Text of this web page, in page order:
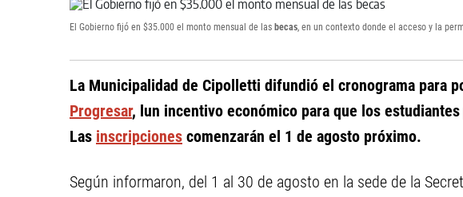
El Gobierno fijó en $35.000 el monto mensual de las becas, en un contexto donde el acceso y la
La Municipalidad de Cipolletti difundió el cronograma para
Progresar, lun incentivo económico para que los
Las inscripciones comenzarán el 1 de agosto próximo.
Según informaron, del 1 al 30 de agosto en la sede de la